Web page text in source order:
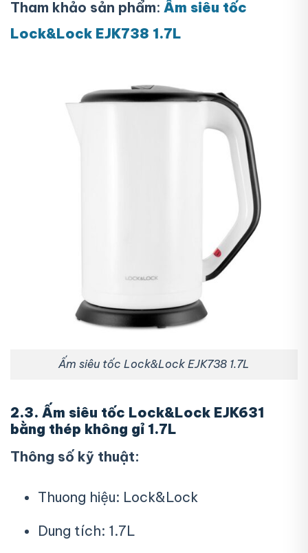
Tham khảo sản phẩm: Ấm siêu tốc
Lock&Lock EJK738 1.7L
Ấm siêu tốc Lock&Lock EJK738 1.7L
2.3. Ấm siêu tốc Lock&Lock EJK631
bằng thép không gỉ 1.7L
Thông số kỹ thuật:
Thuong hiệu: Lock&Lock
Dung tích: 1.7L